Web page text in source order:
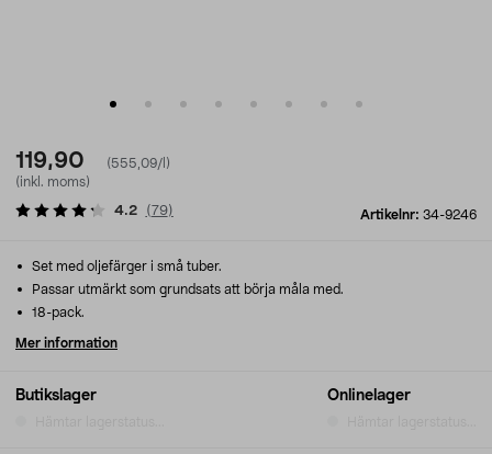
119,90
(555,09/l)
(inkl. moms)
Artikelnr: 34-9246
4.2 (79)
Butikslager Onlinelager
Set med oljefärger i små tuber.
Passar utmärkt som grundsats att börja måla med.
18-pack.
Mer information